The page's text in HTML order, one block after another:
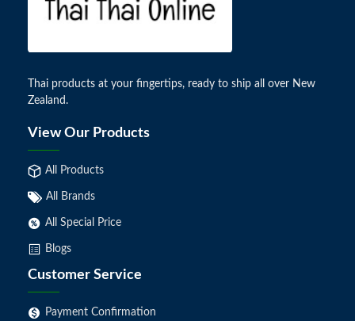
Thai products at your fingertips, ready to ship all over New
Zealand.
View Our Products
All Products
All Brands
All Special Price
Blogs
Customer Service
Payment Confirmation